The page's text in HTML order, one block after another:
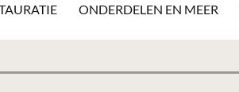
ONDERDELEN EN MEER